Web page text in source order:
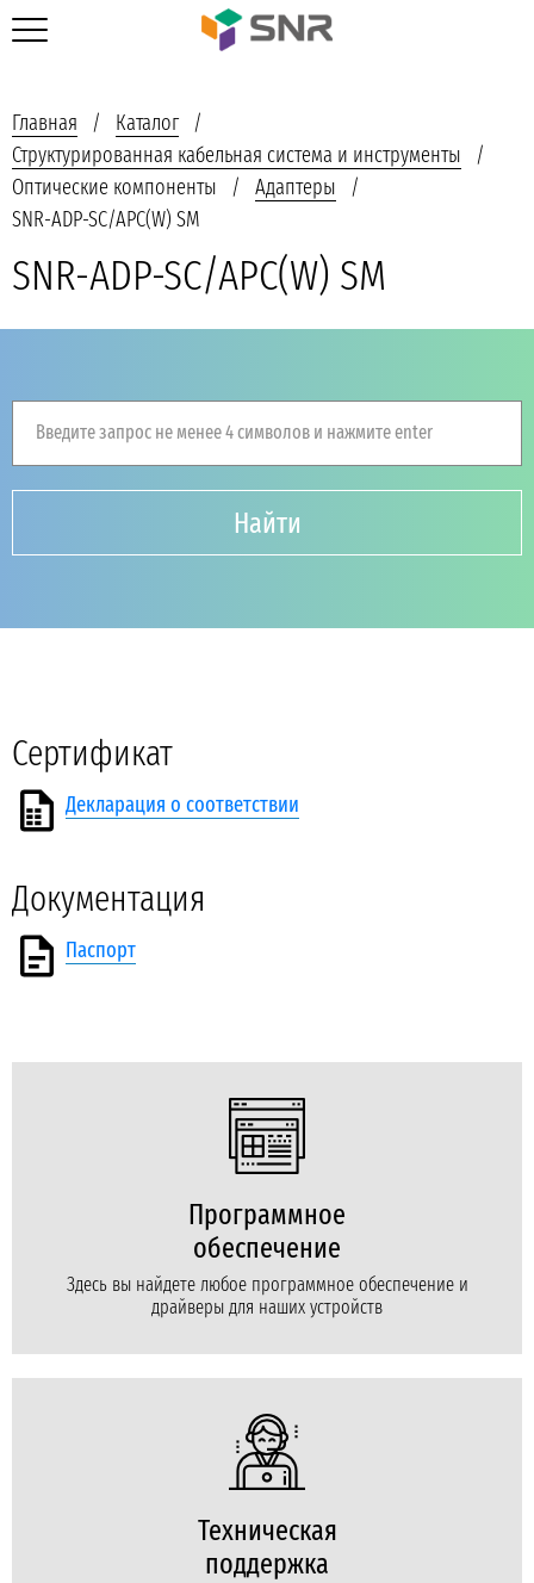
Главная
Каталог
Структурированная кабельная система и инструменты
Оптические компоненты
Адаптеры
SNR-ADP-SC/APC(W) SM
SNR-ADP-SC/APC(W) SM
Введите запрос не менее 4 символов и нажмите enter
Найти
Сертификат
Декларация о соответствии
Документация
Паспорт
Программное
обеспечение
Здесь вы найдете любое программное обеспечение и
драйверы для наших устройств
Техническая
поддержка